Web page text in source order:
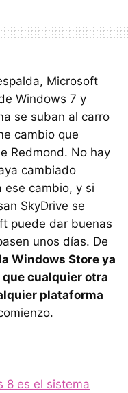
Microsoft
Windows 7 y
se suban al carro
cambio que
Redmond. No hay
cambiado
ese cambio, y si
SkyDrive se
puede dar buenas
unos días. De
la Windows Store ya
cualquier otra
plataforma
8 es el sistema